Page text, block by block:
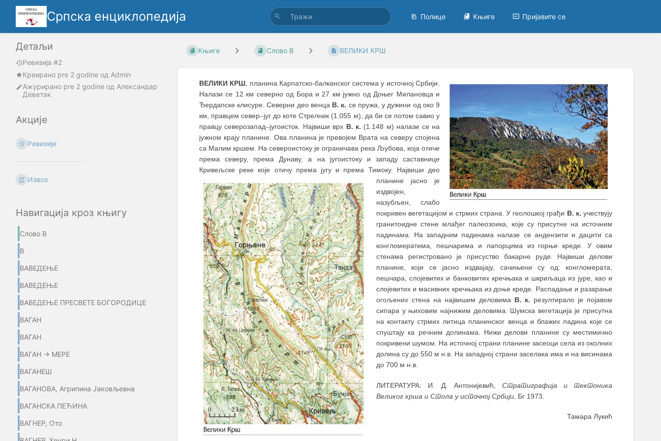
Српска енциклопедија Полице Књиге Пријавите се
Детаљи
Ревизија #2
Креирано pre 2 godine oд Admin
Ажурирано pre 2 godine од Александар
Деветак
Акције
Ревизије
Извоз
Навигација кроз књигу
Слово В
В
ВАВЕДЕЊЕ
ВАВЕДЕЊЕ
ВАВЕДЕЊЕ ПРЕСВЕТЕ БОГОРОДИЦЕ
ВАГАН
ВАГАН
ВАГАН → МЕРЕ
ВАГАНЕШ
ВАГАНОВА, Агрипина Јаковљевна
ВАГАНСКА ПЕЋИНА
ВАГНЕР, Ото
Књиге Слово В ВЕЛИКИ КРШ
ВЕЛИКИ КРШ, планина Карпатско-балканског система у источној Србији.
Налази се 12 км северно од Бора и 27 км јужно од Доњег Милановца и
Ђердапске клисуре. Северни део венца В. к. се пружа, у дужини од око 9
км, правцем север–југ до коте Стрелник (1.055 м), да би се потом савио у
правцу северозапад–југоисток. Највиши врх В. к. (1.148 м) налази се на
јужном крају планине. Ова планина је превојем Врата на северу спојена
са Малим кршем. На североистоку је ограничава река Љубова, која отиче
према северу, према Дунаву, а на југоистоку и западу саставнице
Кривељске реке које отичу према југу и према Тимоку. Највиши део
планине јасно је
издвојен,
назубљен, слабо
покривен вегетацијом и стрмих страна. У геолошкој грађи В. к. учествују
гранитоидне стене млађег палеозоика, које су присутне на источним
падинама. На западним падинама налазе се андензити и дацити са
конгломератима, пешчарима и лапорцима из горње креде. У овим
стенама регистровано је присуство бакарне руде. Највиши делови
планине, који се јасно издвајају, сачињени су од: конгломерата,
пешчара, слојевитих и банковитих кречњака и шкриљаца из јуре, као и
слојевитих и масивних кречњака из доње креде. Распадање и разарање
огољених стена на највишим деловима В. к. резултирало је појавом
сипара у њиховим најнижим деловима. Шумска вегетација је присутна
на контакту стрмих литица планинског венца и блажих падина које се
спуштају ка речним долинама. Нижи делови планине су местимично
покривени шумом. На источној страни планине засеоци села из околних
долина су до 550 м н.в. На западној страни заселака има и на висинама
до 700 м н.в.
ЛИТЕРАТУРА: И. Д. Антонијевић, Стратиграфија и тектоника
Великог крша и Стола у источној Србији , Бг 1973.
Тамара Лукић